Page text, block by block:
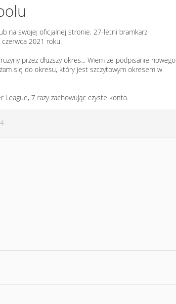
na swojej oficjalnej stronie. 27-letni bramkarz
2021 roku.
przez dłuższy okres... Wiem że podpisanie nowego
się do okresu, który jest szczytowym okresem w
7 razy zachowując czyste konto.
4